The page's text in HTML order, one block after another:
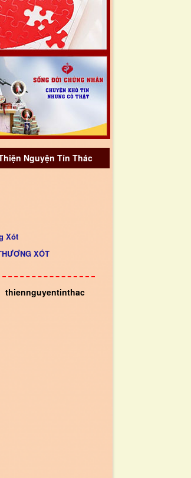
Nguyện Tín Thác
Xót
XÓT
thiennguyentinthac